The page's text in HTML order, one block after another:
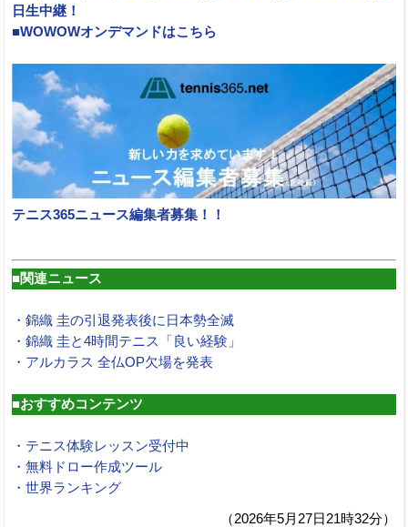
日生中継！
■WOWOWオンデマンドはこちら
テニス365ニュース編集者募集！！
■関連ニュース
・錦織 圭の引退発表後に日本勢全滅
・錦織 圭と4時間テニス「良い経験」
・アルカラス 全仏OP欠場を発表
■おすすめコンテンツ
・テニス体験レッスン受付中
・無料ドロー作成ツール
・世界ランキング
（2026年5月27日21時32分）